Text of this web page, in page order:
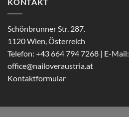
Schönbrunner Str. 287.
1120 Wien, Österreich
Telefon: +43 664 794 7268 | E-Mail:
office@nailoveraustria.at
Kontaktformular